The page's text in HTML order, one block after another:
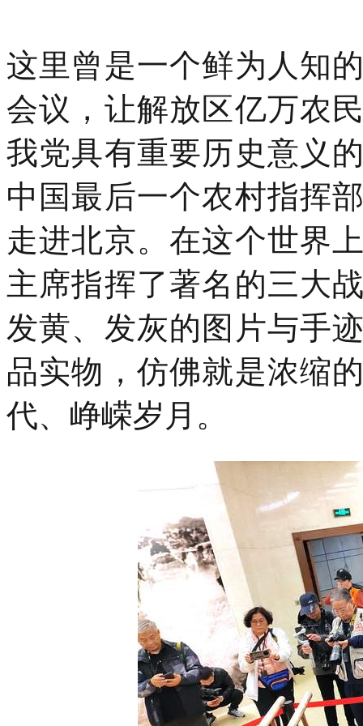
这里曾是一个鲜为人知
会议，让解放区亿万农
我党具有重要历史意义
中国最后一个农村指挥
走进北京。在这个世界
主席指挥了著名的三大
发黄、发灰的图片与手
品实物，仿佛就是浓缩
代、峥嵘岁月。